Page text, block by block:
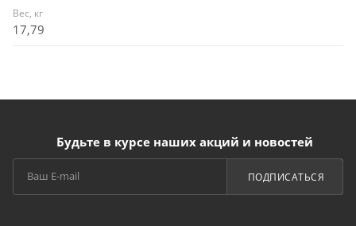
Вес, кг
17,79
Будьте в курсе наших акций и новостей
ПОДПИСАТЬСЯ